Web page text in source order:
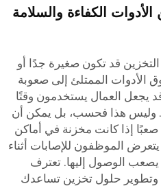
الكفاءة والسلامة
قد تكون صغيرة جدًا أو
الأدوات الممتلئ إلى صعوبة
يجعل العمال يستخدمون وقتًا
وليس هذا فحسب، بل يمكن أن
صعبًا إذا كانت مخزنة في أماكن
الموظفون للإصابات أثناء
الوصول إليها. تعترف
وتطوير حلول تخزين تساعدك